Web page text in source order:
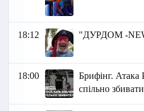
18:12 "ДУРДОМ -
18:00
Брифінг. Атака
спільно